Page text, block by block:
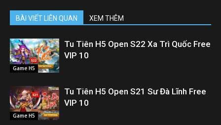
BÀI VIẾT LIÊN QUAN XEM THÊM
Game H5
Tu Tiên H5 Open S22 Xa Trì Quốc Free
VIP 10
Game H5
Tu Tiên H5 Open S21 Sư Đà Lĩnh Free
VIP 10